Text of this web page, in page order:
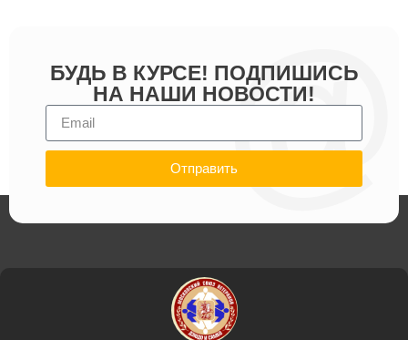
БУДЬ В КУРСЕ! ПОДПИШИСЬ
НА НАШИ НОВОСТИ!
Отправить